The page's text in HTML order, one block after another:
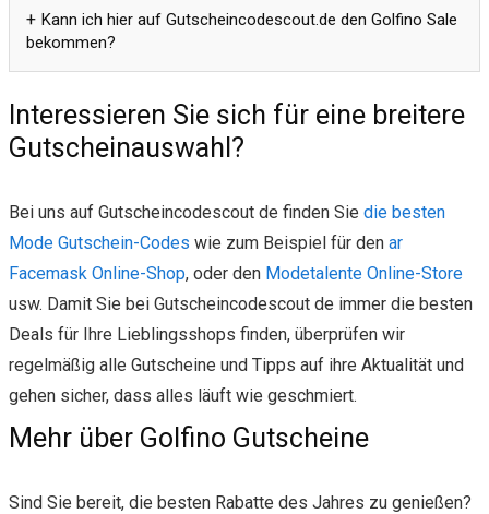
Kann ich hier auf Gutscheincodescout.de den Golfino Sale
bekommen?
Interessieren Sie sich für eine breitere
Gutscheinauswahl?
Bei uns auf Gutscheincodescout de finden Sie die besten
Mode Gutschein-Codes wie zum Beispiel für den ar
Facemask Online-Shop, oder den Modetalente Online-Store
usw. Damit Sie bei Gutscheincodescout de immer die besten
Deals für Ihre Lieblingsshops finden, überprüfen wir
regelmäßig alle Gutscheine und Tipps auf ihre Aktualität und
gehen sicher, dass alles läuft wie geschmiert.
Mehr über Golfino Gutscheine
Sind Sie bereit, die besten Rabatte des Jahres zu genießen?